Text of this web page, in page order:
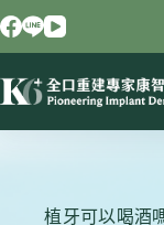
跳
至
要
植牙可以喝酒